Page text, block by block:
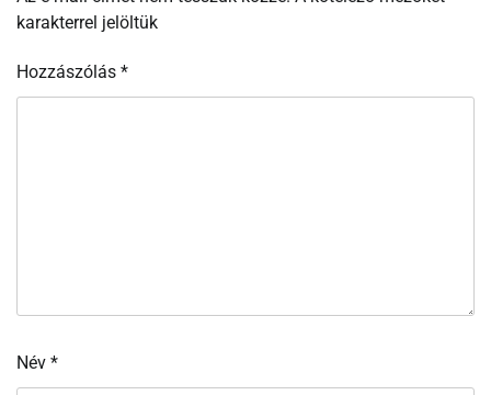
karakterrel jelöltük
Hozzászólás *
Név *